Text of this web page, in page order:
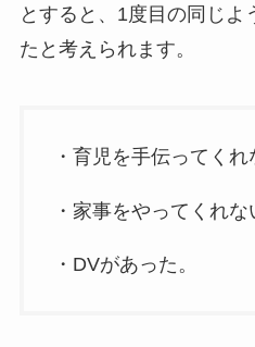
とすると、1度目の同じよ
たと考えられます。
・育児を手伝ってくれ
・家事をやってくれな
・DVがあった。